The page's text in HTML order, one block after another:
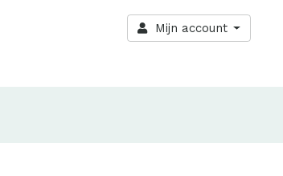
Mijn account